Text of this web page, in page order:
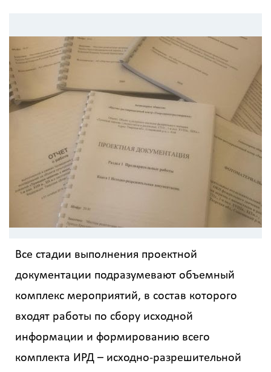
Все стадии выполнения проектной
документации подразумевают объемный
комплекс мероприятий, в состав которого
входят работы по сбору исходной
информации и формированию всего
комплекта ИРД – исходно-разрешительной